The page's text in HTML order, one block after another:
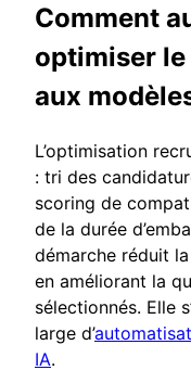
Comment
optimiser
aux
L’optimisation
: tri des
scoring de
de la durée
démarche réduit
en améliorant la
sélectionnés. Elle
large d’
IA.